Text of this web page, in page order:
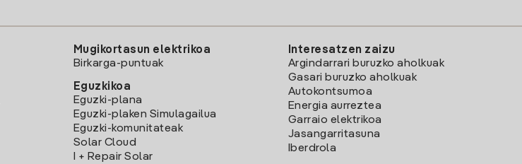
Mugikortasun elektrikoa
Birkarga-puntuak
Eguzkikoa
Eguzki-plana
Eguzki-plaken Simulagailua
Eguzki-komunitateak
Solar Cloud
I + Repair Solar
Interesatzen zaizu
Argindarrari buruzko aholkuak
Gasari buruzko aholkuak
Autokontsumoa
Energia aurreztea
Garraio elektrikoa
Jasangarritasuna
Iberdrola